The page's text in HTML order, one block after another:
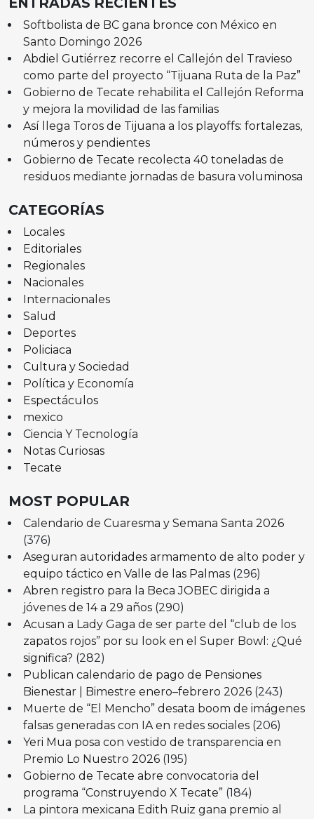
Softbolista de BC gana bronce con México en
Santo Domingo 2026
Abdiel Gutiérrez recorre el Callejón del Travieso
como parte del proyecto “Tijuana Ruta de la Paz”
Gobierno de Tecate rehabilita el Callejón Reforma
y mejora la movilidad de las familias
Así llega Toros de Tijuana a los playoffs: fortalezas,
números y pendientes
Gobierno de Tecate recolecta 40 toneladas de
residuos mediante jornadas de basura voluminosa
CATEGORÍAS
Locales
Editoriales
Regionales
Nacionales
Internacionales
Salud
Deportes
Policiaca
Cultura y Sociedad
Política y Economía
Espectáculos
mexico
Ciencia Y Tecnología
Notas Curiosas
Tecate
MOST POPULAR
Calendario de Cuaresma y Semana Santa 2026
(376)
Aseguran autoridades armamento de alto poder y
equipo táctico en Valle de las Palmas (296)
Abren registro para la Beca JOBEC dirigida a
jóvenes de 14 a 29 años (290)
Acusan a Lady Gaga de ser parte del “club de los
zapatos rojos” por su look en el Super Bowl: ¿Qué
significa? (282)
Publican calendario de pago de Pensiones
Bienestar | Bimestre enero–febrero 2026 (243)
Muerte de “El Mencho” desata boom de imágenes
falsas generadas con IA en redes sociales (206)
Yeri Mua posa con vestido de transparencia en
Premio Lo Nuestro 2026 (195)
Gobierno de Tecate abre convocatoria del
programa “Construyendo X Tecate” (184)
La pintora mexicana Edith Ruiz gana premio al